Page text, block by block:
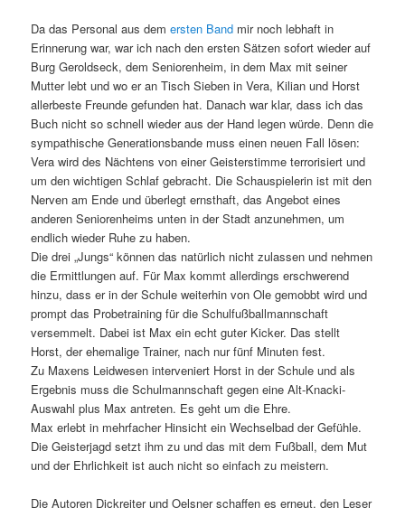
Da das Personal aus demersten Band mir noch lebhaft in
Erinnerung war, war ich nach den ersten Sätzen sofort wieder auf
Burg Geroldseck, dem Seniorenheim, in dem Max mit seiner
Mutter lebt und wo er an Tisch Sieben in Vera, Kilian und Horst
allerbeste Freunde gefunden hat. Danach war klar, dass ich das
Buch nicht so schnell wieder aus der Hand legen würde. Denn die
sympathische Generationsbande muss einen neuen Fall lösen:
Vera wird des Nächtens von einer Geisterstimme terrorisiert und
um den wichtigen Schlaf gebracht. Die Schauspielerin ist mit den
Nerven am Ende und überlegt ernsthaft, das Angebot eines
anderen Seniorenheims unten in der Stadt anzunehmen, um
endlich wieder Ruhe zu haben.
Die drei „Jungs“ können das natürlich nicht zulassen und nehmen
die Ermittlungen auf. Für Max kommt allerdings erschwerend
hinzu, dass er in der Schule weiterhin von Ole gemobbt wird und
prompt das Probetraining für die Schulfußballmannschaft
versemmelt. Dabei ist Max ein echt guter Kicker. Das stellt
Horst, der ehemalige Trainer, nach nur fünf Minuten fest.
Zu Maxens Leidwesen interveniert Horst in der Schule und als
Ergebnis muss die Schulmannschaft gegen eine Alt-Knacki-
Auswahl plus Max antreten. Es geht um die Ehre.
Max erlebt in mehrfacher Hinsicht ein Wechselbad der Gefühle.
Die Geisterjagd setzt ihm zu und das mit dem Fußball, dem Mut
und der Ehrlichkeit ist auch nicht so einfach zu meistern.
Die Autoren Dickreiter und Oelsner schaffen es erneut, den Leser